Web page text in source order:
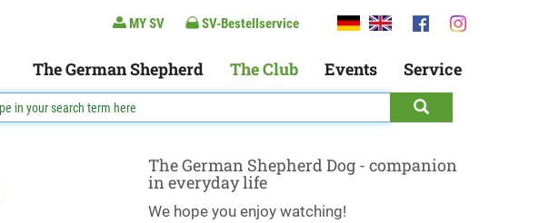
MY SV SV-Bestellservice
The German Shepherd The Club Events Service
The German Shepherd Dog - companion
in everyday life
We hope you enjoy watching!